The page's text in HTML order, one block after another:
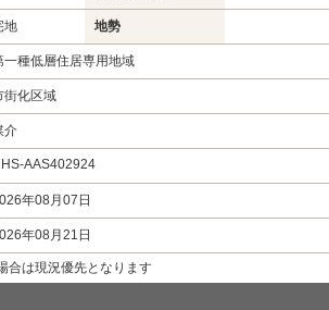
地 地勢
一種低層住居専用地域
街化区域
介
AAS402924
年08月07日
年08月21日
合は現況優先となります